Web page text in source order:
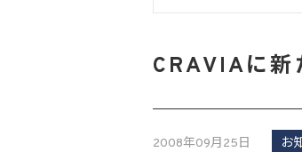
CRAVIAに新
2008年09月25日 お